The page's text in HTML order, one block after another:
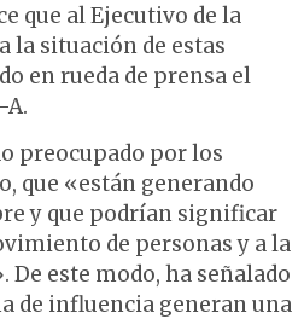
que al Ejecutivo de la
la situación de estas
en rueda de prensa el
A.
preocupado por los
que «están generando
y que podrían significar
de personas y a la
este modo, ha señalado
de influencia generan una